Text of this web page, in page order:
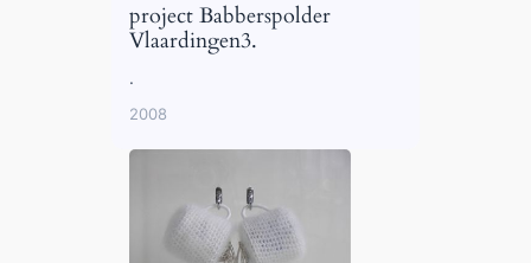
project Babberspolder
Vlaardingen3.
.
2008